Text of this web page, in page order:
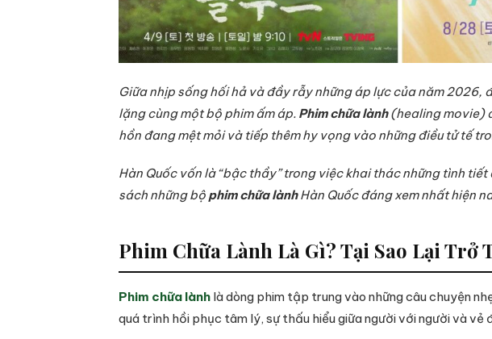
Giữa nhịp sống hối hả và đầy rẫy những áp lực của năm
lặng cùng một bộ phim ấm áp. Phim chữa lành(healing movie)
hồn đang mệt mỏi và tiếp thêm hy vọng vào những điều tử tế
Hàn Quốc vốn là “bậc thầy” trong việc khai thác những tình
sách những bộ phim chữa lànhHàn Quốc đáng xem nhất hiện
Phim Chữa Lành Là Gì? Tại Sao Lại Trở
Phim chữa lành là dòng phim tập trung vào những câu chuyện
quá trình hồi phục tâm lý, sự thấu hiểu giữa người với người và vẻ